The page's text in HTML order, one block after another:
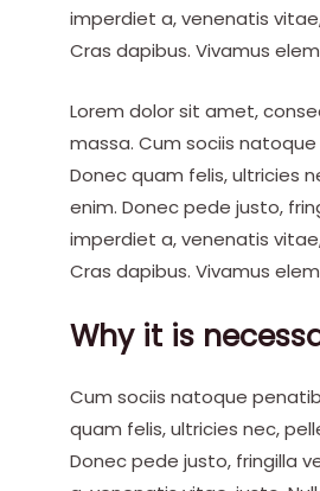
imperdiet a, venenatis
Cras dapibus. Vivamus
Lorem dolor sit amet,
massa. Cum sociis
Donec quam felis, ultricies
enim. Donec pede justo,
imperdiet a, venenatis
Cras dapibus. Vivamus
Why it is
Cum sociis natoque
quam felis, ultricies nec,
Donec pede justo, fringilla